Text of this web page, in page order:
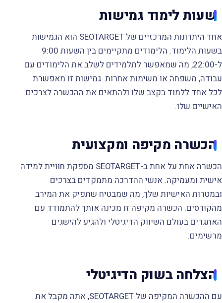
שעות לימוד גמישות
אחד היתרונות המרכזיים של SEOTARGET הוא הגמישות
בשעות הלימוד. הלימודים מתקיימים בין השעות 9:00
ל-22:00, מה שמאפשר לתלמידים לשלב את הלימודים עם
עבודה, משפחה או משימות אחרות. גמישות זו מאפשרת
לכל אחד ללמוד בקצב שלו ולהתאים את ההכשרה לצרכים
האישיים שלו.
הכשרה מקיפה ומקצועית
הכשרה אחת על אחת ב-SEOTARGET מספקת חוויית למידה
אישית ומעמיקה. אנשי ההדרכה מתמקדים בצרכים
ובמטרות האישיות שלך, מה שמבטיח שתפיק את המירב
מהקורסים. הכשרה מקיפה זו מכינה אותך להתמודד עם
האתגרים בעולם השיווק הדיגיטלי ולהגיע להישגים
מרשימים.
הצלחה בשוק הדיגיטלי
עם ההכשרה המקיפה של SEOTARGET, אתה מקבל את